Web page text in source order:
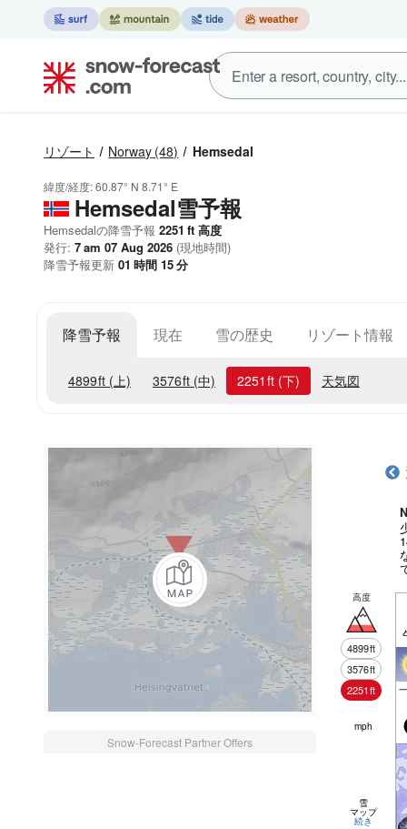
リゾート Norway (48) Hemsedal
緯度/経度:60.87° N 8.71° E
Hemsedal雪予報
Hemsedalの降雪予報 2251 ft 高度
発行: 7 am 07 Aug 2026 (現地時間)
降雪予報更新 01 時間 15分
降雪予報 現在 雪の歴史 リゾート情報
4899ft (上) 3576ft (中) 2251 ft (下) 天気図
Snow-Forecast Partner Offers
高度
4899ft
3576ft
2251ft
mph
雪
マップ
続き